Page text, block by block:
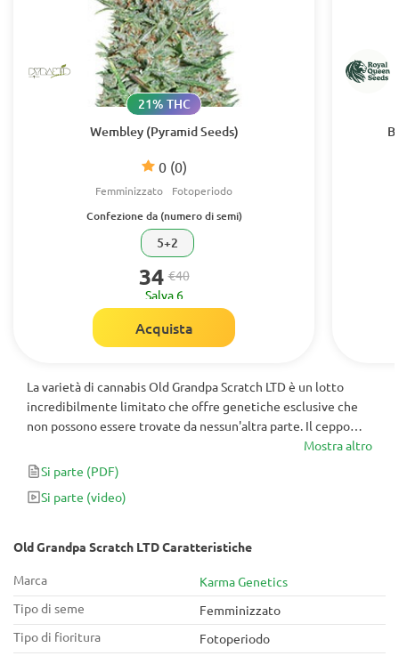
Wembley (Pyramid Seeds)
0 (0)
21% THC
Femminizzato Fotoperiodo
Confezione da (numero di semi)
5+2
34 €40
Salva 6
Acquista
La varietà di cannabis Old Grandpa Scratch LTD è un lotto
incredibilmente limitato che offre genetiche esclusive che
non possono essere trovate da nessun'altra parte. Il ceppo
Grandpa Scratch è stato incrociato con White OG V2 per
creare una potenza Indica finale di 8 settimane. Questa
pianta di medie dimensioni è pensata per coloro che hanno
bisogno di avere genetiche che nessun altro ha.
Mostra altro
Si parte (PDF)
Si parte (video)
Old Grandpa Scratch LTD Caratteristiche
Marca
Karma Genetics
Tipo di seme
Femminizzato
Tipo di fioritura
Fotoperiodo